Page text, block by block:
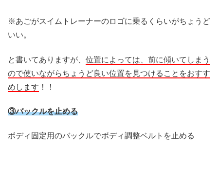
※あごがスイムトレーナーのロゴに乗るくらいがちょうど
いい。
と書いてありますが、 位置によっては、前に傾いてしまう
ので使いながらちょうど良い位置を見つけることをおすす
めします ！！
③バックルを止める
ボディ固定用のバックルでボディ調整ベルトを止める